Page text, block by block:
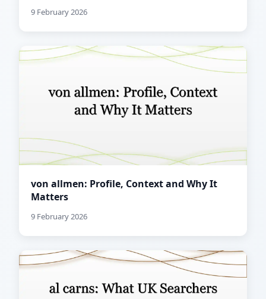
9 February 2026
von allmen: Profile, Context and Why It
Matters
9 February 2026